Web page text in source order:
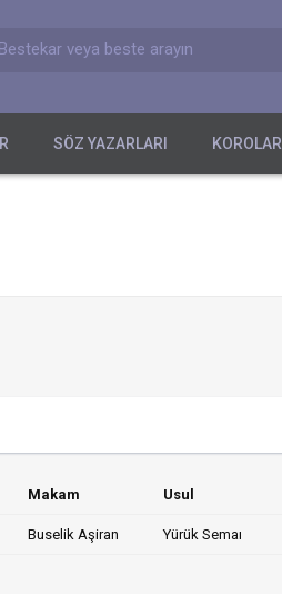
Bestekar veya beste arayın
SÖZ YAZARLARI KOROLAR
Makam Usul
Buselik Aşiran Yürük Semaı